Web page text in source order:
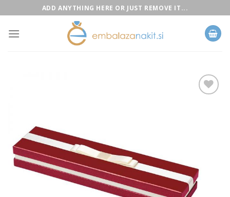
to
content
ADD ANYTHING HERE OR JUST REMOVE IT...